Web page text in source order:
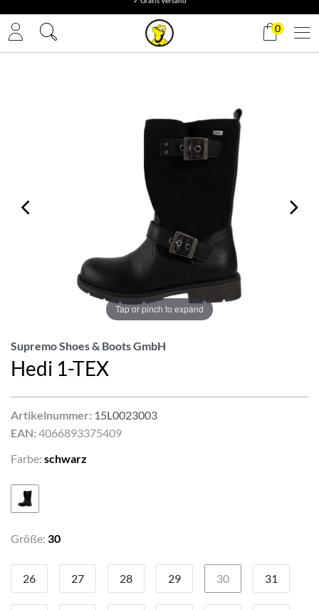
0
Tap or pinch to expand
Supremo Shoes & Boots GmbH
Hedi 1-TEX
Artikelnummer: 15L0023003
EAN: 4066893375409
Farbe: schwarz
Größe: 30
26 27 28 29 30 31